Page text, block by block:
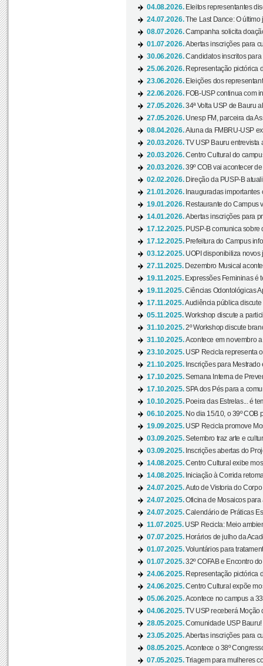
04.08.2026. Eleitos representantes
24.07.2026.The Last Dance: O
08.07.2026.Campanha solicita
01.07.2026.Abertas inscrições para
30.06.2026.Candidatos inscritos
25.06.2026. Representação pictórica
23.06.2026. Eleições dos
22.06.2026. FOB-USP continua com
27.05.2026.34ª Volta USP de Bauru
27.05.2026. Unesp FM, parceira da
08.04.2026.Aluna da FMBRU-USP
20.03.2026.TV USP Bauru entrevista
20.03.2026.Centro Cultural do
20.03.2026.39º COB vai acontecer
02.02.2026. Direção da PUSP-B
21.01.2026. Inauguradas
19.01.2026. Restaurante do Campus
14.01.2026.Abertas inscrições para
17.12.2025. PUSP-B comunica sobre
17.12.2025. Prefeitura do Campus
03.12.2025. UOPI disponibiliza novos
27.11.2025. Dezembro Musical
19.11.2025. Expressões Femininas é
19.11.2025.Ciências Odontológicas
17.11.2025.Audiência pública
05.11.2025.Workshop discute a
31.10.2025.2º Workshop discute
31.10.2025.Acontece em novembro
23.10.2025. USP Recicla representa
21.10.2025. Inscrições para
17.10.2025.Semana Interna de
17.10.2025.SPA dos Pés para a
10.10.2025. Poeira das Estrelas... é
06.10.2025. No dia 15/10, o 39º COB
19.09.2025. USP Recicla promove
03.09.2025.Setembro traz arte e
03.09.2025. Inscrições abertas do
14.08.2025.Centro Cultural exibe
14.08.2025. Iniciação à Corrida
24.07.2025.Auto de Vistoria do
24.07.2025.Oficina de Mosaicos
24.07.2025.Calendário de Práticas
11.07.2025. USP Recicla: Meio
07.07.2025. Horários de julho da
01.07.2025.Voluntários para
01.07.2025.32º COFAB e Encontro
24.06.2025. Representação pictórica
24.06.2025.Centro Cultural expõe
05.06.2025.Acontece no campus a
04.06.2025.TV USP receberá Moção
28.05.2025.Comunidade USP Bauru!
23.05.2025.Abertas inscrições para
08.05.2025.Acontece o 38º
07.05.2025.Triagem para mulheres